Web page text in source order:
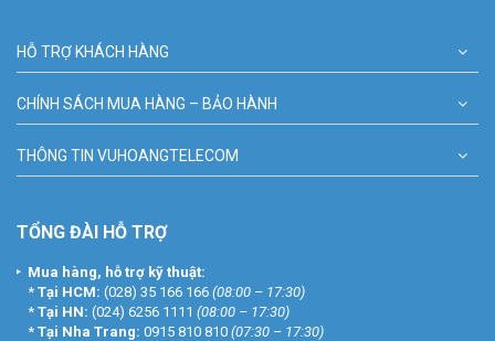
HỖ TRỢ KHÁCH HÀNG
CHÍNH SÁCH MUA HÀNG – BẢO HÀNH
THÔNG TIN VUHOANGTELECOM
TỔNG ĐÀI HỖ TRỢ
Mua hàng, hỗ trợ kỹ thuật:
* Tại HCM: (028) 35 166 166 (08:00 – 17:30)
* Tại HN: (024) 6256 1111 (08:00 – 17:30)
* Tại Nha Trang: 0915 810 810 (07:30 – 17:30)